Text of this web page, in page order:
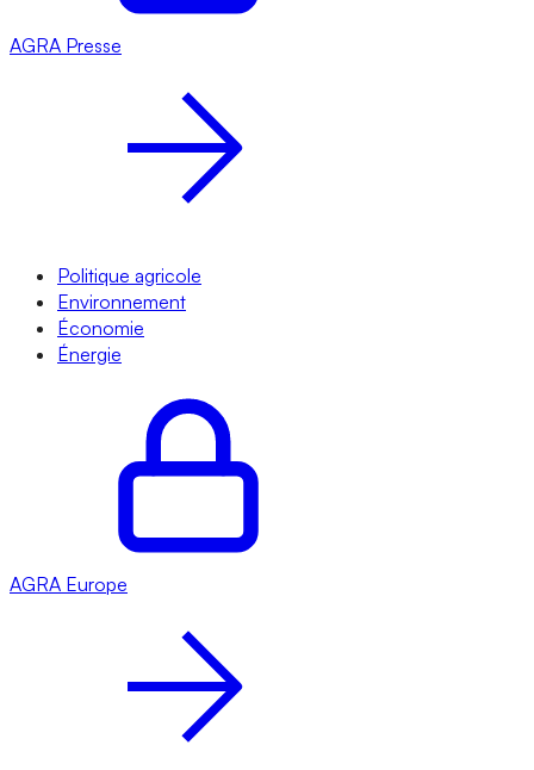
AGRA Presse
Politique agricole
Environnement
Économie
Énergie
AGRA Europe